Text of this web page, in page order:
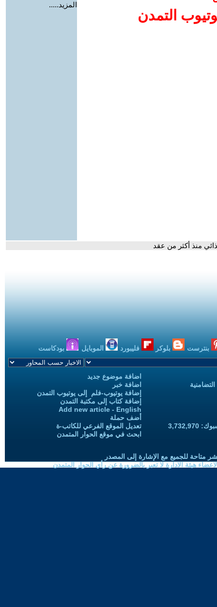
التمدن
المزيد.....
منذ أكثر من عقد
بنترست بلوكر فليبورد الموبايل بودكاست
اضافة موضوع جديد
اضافة خبر
إضافة يوتيوب-فلم إلى يوتيوب التمدن
إضافة كتاب إلى مكتبة التمدن
Add new article - English
أضف حملة
تعديل الموقع الفرعي للكاتب-ة
ابحث في موقع الحوار المتمدن
متاحة للجميع مع الإشارة إلى المصدر
هيئة الادارة لا تعبر بالضرورة عن رأي الحوار المتمدن